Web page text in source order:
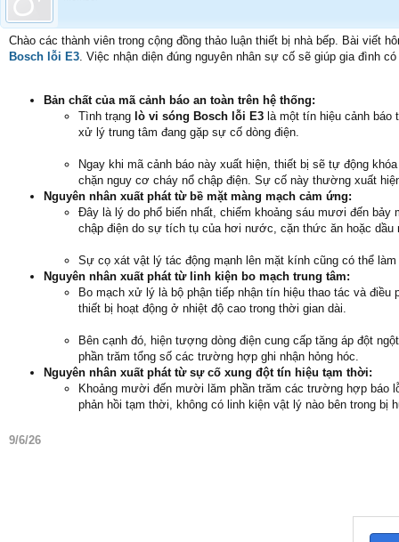
Chào các thành viên trong cộng đồng thảo luận thiết bị nhà bếp. Bài viết
Bosch lỗi E3. Việc nhận diện đúng nguyên nhân sự cố sẽ giúp gia đình
Bản chất của mã cảnh báo an toàn trên hệ thống:
Tình trạng lò vi sóng Bosch lỗi E3 là một tín hiệu cảnh
xử lý trung tâm đang gặp sự cố dòng điện.
Ngay khi mã cảnh báo này xuất hiện, thiết bị sẽ tự động
chặn nguy cơ cháy nổ chập điện. Sự cố này thường xuất
Nguyên nhân xuất phát từ bề mặt màng mạch cảm ứng:
Đây là lý do phổ biến nhất, chiếm khoảng sáu mươi đến
chập điện do sự tích tụ của hơi nước, cặn thức ăn hoặc
Sự cọ xát vật lý tác động mạnh lên mặt kính cũng có thể
Nguyên nhân xuất phát từ linh kiện bo mạch trung tâm:
Bo mạch xử lý là bộ phận tiếp nhận tín hiệu thao tác và
thiết bị hoạt động ở nhiệt độ cao trong thời gian dài.
Bên cạnh đó, hiện tượng dòng điện cung cấp tăng áp đột
phần trăm tổng số các trường hợp ghi nhận hỏng hóc.
Nguyên nhân xuất phát từ sự cố xung đột tín hiệu tạm thời:
Khoảng mười đến mười lăm phần trăm các trường hợp báo
phản hồi tạm thời, không có linh kiện vật lý nào bên trong bị
9/6/26